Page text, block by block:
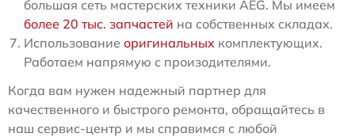
большая сеть мастерских техники AEG. Мы имеем
более 20 тыс. запчастей на собственных складах.
Использование оригинальных комплектующих.
Работаем напрямую с произодителями.
Когда вам нужен надежный партнер для
качественного и быстрого ремонта, обращайтесь в
наш сервис-центр и мы справимся с любой